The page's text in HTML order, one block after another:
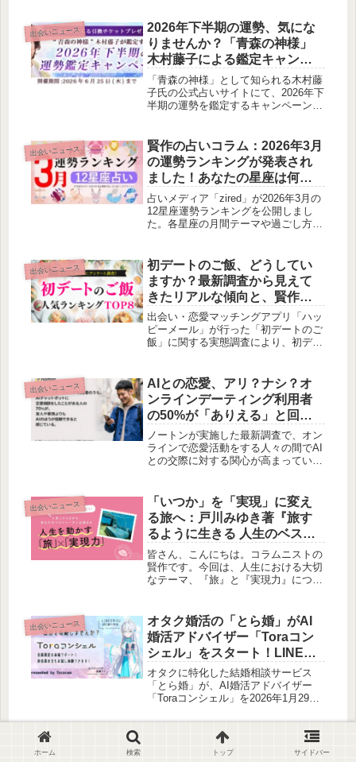
出会いニュース
2026年下半期の運勢、気にな
りませんか？「青森の神様」
木村藤子による鑑定キャンペ
ーン開催
「青森の神様」として知られる木村藤
子氏の公式占いサイトにて、2026年下
半期の運勢を鑑定するキャンペーンが
持ちで迎えるためのヒントを見つける
機会となるでしょう。
出会いニュース
賢作の占いコラム：2026年3月
の運勢ランキングが発表され
ました！あなたの星座は何位
にランクインしているでしょ
うか？
占いメディア「zired」が2026年3月の
12星座運勢ランキングを公開しまし
た。各星座の月間テーマや過ごし方の
載です。
出会いニュース
初デートのご飯、どうしてい
ますか？最新調査から見えて
きたリアルな傾向と、賢作か
らのアドバイス
出会い・恋愛マッチングアプリ「ハッ
ピーメール」が行った「初デートのご
飯」に関する実態調査により、初デー
が明らかになりました。特に、ランチ
が人気で、カフェが最も選ばれ、予算
は1,000円から3,000円が理想とされて
います。この記事では、調査結果を基
に、初デートを成功させるためのヒン
トを賢作が解説します。
出会いニュース
AIとの恋愛、アリ？ナシ？オ
ンラインデーティング利用者
の50%が「ありえる」と回
答！日本の孤独感とデジタル
の親密性の意外な関係
ノートンが実施した最新調査で、オン
ラインで恋愛活動をする人々の間でAI
との交際に対する関心が高まっている
な親密性が注目される一方で、オンラ
インでの詐欺リスクも浮き彫りになっ
ています。
出会いニュース
「いつか」を「実現」に変え
る旅へ：戸川みゆき著『旅す
るように生きる 人生のベスト
シーズンの見つけ方』
皆さん、こんにちは。コラムニストの
賢作です。今回は、人生における大切
なテーマ、『旅』と『実現力』につい
る戸川みゆきさんの新刊『旅するよう
に生きる 人生のベストシーズンの見
つけ方』は、「いつか行きたい」とい
う漠然とした願望を、「必ず行く」と
いう具体的な計画へと変えるためのヒ
ントをくれる一冊だと感じています。
この本を通して、皆さんの人生の「ベ
ストシーズン」を見つける旅につい
て、一緒に考えていきましょう。
出会いニュース
オタク婚活の「とら婚」がAI
婚活アドバイザー「Toraコン
シェル」をスタート！LINEで
24時間365日サポート
オタクに特化した結婚相談サービス
「とら婚」が、AI婚活アドバイザー
「Toraコンシェル」を2026年1月29日
日、婚活の悩みに答えてくれる画期的
なサービスです。
ホーム 検索 トップ サイドバー